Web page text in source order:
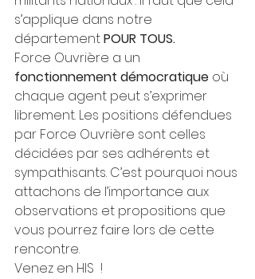
s’applique dans notre
département POUR TOUS.
Force Ouvrière a un
fonctionnement démocratique où
chaque agent peut s’exprimer
librement. Les positions défendues
par Force Ouvrière sont celles
décidées par ses adhérents et
sympathisants. C’est pourquoi nous
attachons de l’importance aux
observations et propositions que
vous pourrez faire lors de cette
rencontre.
Venez en HIS  !